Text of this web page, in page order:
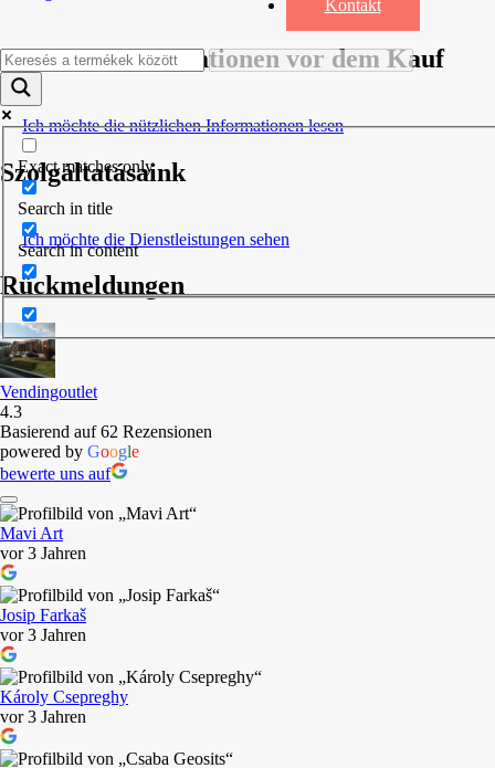
Kontakt
Exact matches only
Search in title
Search in content
Nützliche Informationen vor dem Kauf
Ich möchte die nützlichen Informationen lesen
Szolgáltatásaink
Ich möchte die Dienstleistungen sehen
Rückmeldungen
Vendingoutlet
4.3
Basierend auf 62 Rezensionen
powered by Google
bewerte uns auf
Mavi Art
vor 3 Jahren
Josip Farkaš
vor 3 Jahren
Károly Csepreghy
vor 3 Jahren